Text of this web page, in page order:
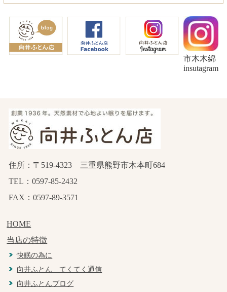
市木木綿
insutagram
住所：〒519-4323 三重県熊野市木本町684
TEL：0597-85-2432
FAX：0597-89-3571
HOME
当店の特徴
快眠の為に
向井ふとん てくてく通信
向井ふとんブログ